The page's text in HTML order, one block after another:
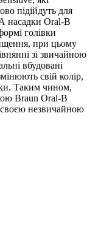
підійдуть для
насадки Oral-B
голівки
при цьому
зі звичайною
вбудовані
свій колір,
Таким чином,
Braun Oral-B
своєю незвичайною